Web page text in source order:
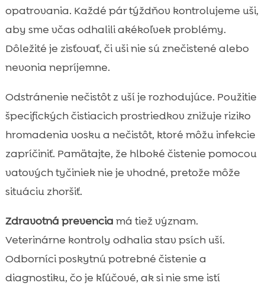
opatrovania. Každé pár týždňov kontrolujeme uši,
aby sme včas odhalili akékoľvek problémy.
Dôležité je zisťovať, či uši nie sú znečistené alebo
nevonia nepríjemne.
Odstránenie nečistôt z uší je rozhodujúce. Použitie
špecifických čistiacich prostriedkov znižuje riziko
hromadenia vosku a nečistôt, ktoré môžu infekcie
zapríčiniť. Pamätajte, že hlboké čistenie pomocou
vatových tyčiniek nie je vhodné, pretože môže
situáciu zhoršiť.
Zdravotná prevencia má tiež význam.
Veterinárne kontroly odhalia stav psích uší.
Odborníci poskytnú potrebné čistenie a
diagnostiku, čo je kľúčové, ak si nie sme istí